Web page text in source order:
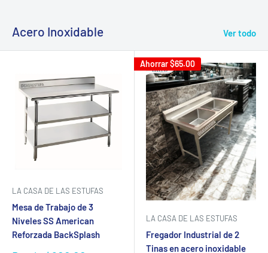
Acero Inoxidable Ver todo
LA CASA DE LAS ESTUFAS
Mesa de Trabajo de 3
Niveles SS American
Reforzada BackSplash
Ahorrar$65.00
LA CASA DE LAS ESTUFAS
Fregador Industrial de 2
Tinas en acero inoxidable